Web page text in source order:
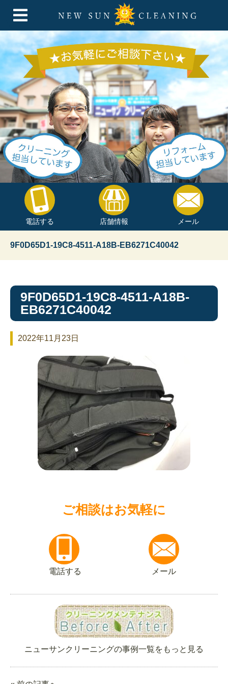
電話する 店舗情報 メール
9F0D65D1-19C8-4511-A18B-EB6271C40042
9F0D65D1-19C8-4511-A18B-
EB6271C40042
2022年11月23日
ご相談はお気軽に
電話する メール
ニューサンクリーニングの事例一覧をもっと見る